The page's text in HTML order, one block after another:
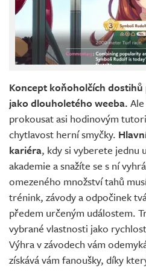
Koncept koňoholčích
jako dlouholetého weeba.
prokousat asi hodinovým
chytlavost herní smyčky.
kariéra, kdy si vyberete jednu
akademie a snažíte se s ní
omezeného množství tahů
trénink, závody a odpočinek
předem určeným událostem.
vybrané vlastnosti jako
Výhra v závodech vám
získává vám fanoušky, díky